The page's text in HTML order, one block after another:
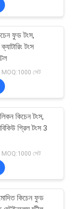
14
15
ফুড টংস,
টংস
সেট
কিচেন টংস,
গ্রিল টংস 3
সেট
কিচেন ফুড